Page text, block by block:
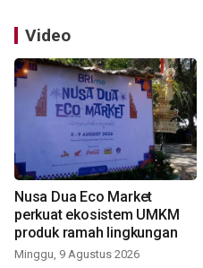
Video
Nusa Dua Eco Market
perkuat ekosistem UMKM
produk ramah lingkungan
Minggu, 9 Agustus 2026